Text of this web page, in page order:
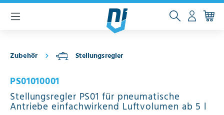
springen
Zubehör Stellungsregler
PS01010001
Stellungsregler PS01 für pneumatische
Antriebe einfachwirkend Luftvolumen ab 5 l